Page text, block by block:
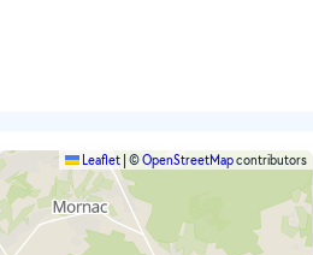
Leaflet ©OpenStreetMapcontributors